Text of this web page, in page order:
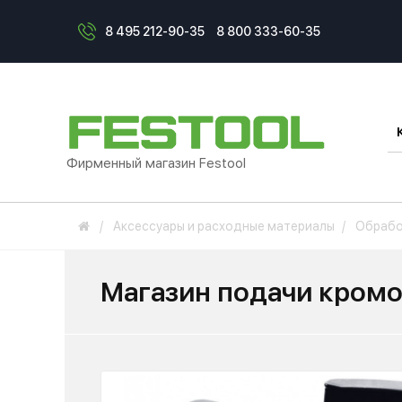
8 495 212-90-35 8 800 333-60-35
Фирменный магазин Festool
Аксессуары и расходные материалы
Магазин подачи